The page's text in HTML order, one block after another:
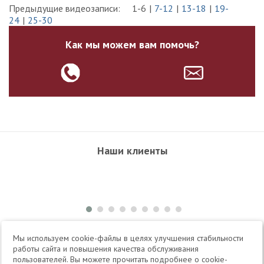
Предыдущие видеозаписи: 1-6 7-12 13-18
19-
24
25-30
Как мы можем вам помочь?
Наши клиенты
+7 495 504-34-61
Мы используем cookie-файлы в целях улучшения стабильности
работы сайта и повышения качества обслуживания
пользователей. Вы можете прочитать подробнее о cookie-